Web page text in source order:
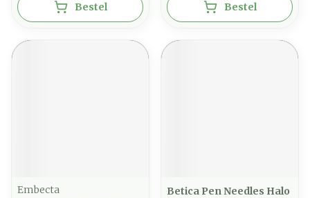
Bestel Bestel
Embecta
Betica Pen Needles Halo